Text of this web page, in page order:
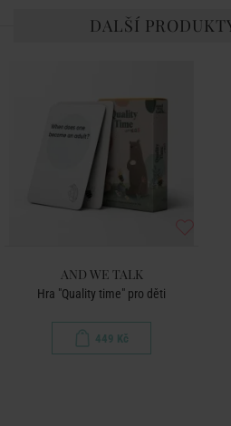
DALŠÍ
AND WE TALK
Hra "Quality time" pro děti
449 Kč